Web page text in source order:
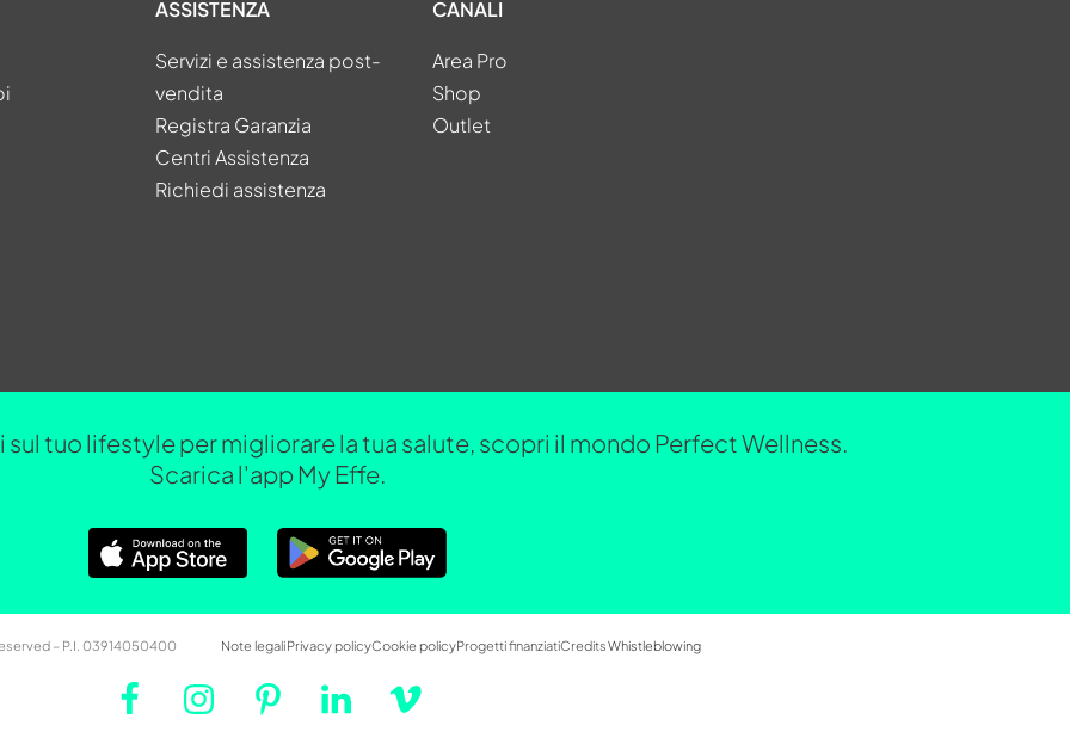
ASSISTENZA
Servizi e assistenza post-
vendita
Registra Garanzia
Centri Assistenza
Richiedi assistenza
CANALI
Area Pro
Shop
Outlet
tuo lifestyle per migliorare la tua salute, scopri il mondo Perfect Wellness.
Scarica l'app My Effe.
– P.I. 03914050400 Note legaliPrivacy policyCookie policyProgetti finanziatiCreditsWhistleblowing